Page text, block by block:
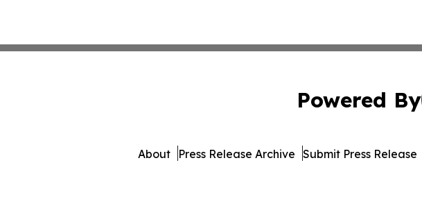
Powered By
About Press Release Archive Submit Press Release